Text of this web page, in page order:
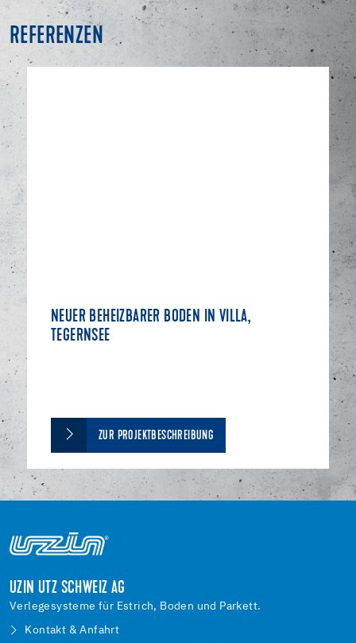
REFERENZEN
NEUER BEHEIZBARER BODEN IN VILLA,
TEGERNSEE
ZUR PROJEKTBESCHREIBUNG
UZIN UTZ SCHWEIZ AG
Verlegesysteme für Estrich, Boden und Parkett.
Kontakt & Anfahrt